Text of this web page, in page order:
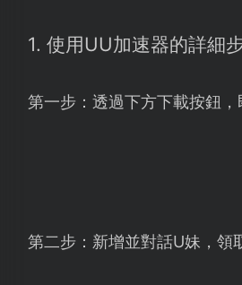
1. 使用UU加速器的詳細
第一步：透過下方下載按鈕，
第二步：新增並對話U妹，領